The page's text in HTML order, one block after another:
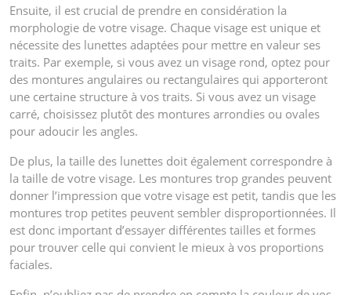
Ensuite, il est crucial de prendre en considération la
morphologie de votre visage. Chaque visage est unique et
nécessite des lunettes adaptées pour mettre en valeur ses
traits. Par exemple, si vous avez un visage rond, optez pour
des montures angulaires ou rectangulaires qui apporteront
une certaine structure à vos traits. Si vous avez un visage
carré, choisissez plutôt des montures arrondies ou ovales
pour adoucir les angles.
De plus, la taille des lunettes doit également correspondre à
la taille de votre visage. Les montures trop grandes peuvent
donner l’impression que votre visage est petit, tandis que les
montures trop petites peuvent sembler disproportionnées. Il
est donc important d’essayer différentes tailles et formes
pour trouver celle qui convient le mieux à vos proportions
faciales.